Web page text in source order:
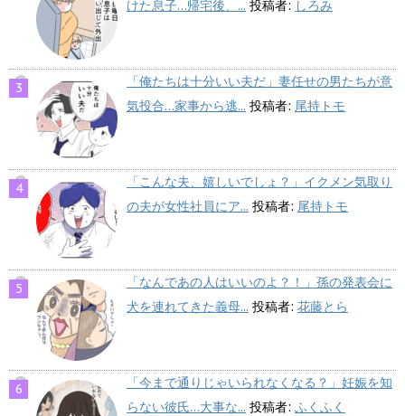
けた息子…帰宅後、... 投稿者: しろみ
「俺たちは十分いい夫だ」妻任せの男たちが意
気投合…家事から逃... 投稿者: 尾持トモ
「こんな夫、嬉しいでしょ？」イクメン気取り
の夫が女性社員にア... 投稿者: 尾持トモ
「なんであの人はいいのよ？！」孫の発表会に
犬を連れてきた義母... 投稿者: 花藤とら
「今まで通りじゃいられなくなる？」妊娠を知
らない彼氏…大事な... 投稿者: ふくふく